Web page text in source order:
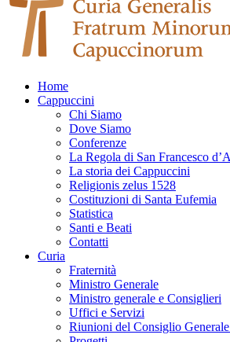
Home
Cappuccini
Chi Siamo
Dove Siamo
Conferenze
La Regola di San Francesco
La storia dei Cappuccini
Religionis zelus 1528
Costituzioni di Santa Eufemia
Statistica
Santi e Beati
Contatti
Curia
Fraternità
Ministro Generale
Ministro generale e Consiglieri
Uffici e Servizi
Riunioni del Consiglio